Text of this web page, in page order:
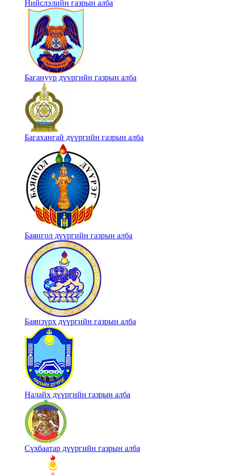
Нийслэлийн газрын алба
Багануур дүүргийн газрын алба
Багахангай дүүргийн газрын алба
Баянгол дүүргийн газрын алба
Баянзүрх дүүргийн газрын алба
Налайх дүүргийн газрын алба
Сүхбаатар дүүргийн газрын алба